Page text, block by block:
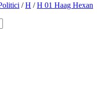
/H /H 01 Haag Hexan